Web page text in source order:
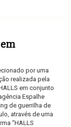
por uma
realizada pela
em conjunto
Espalhe
de guerrilha de
através de uma
“HALLS